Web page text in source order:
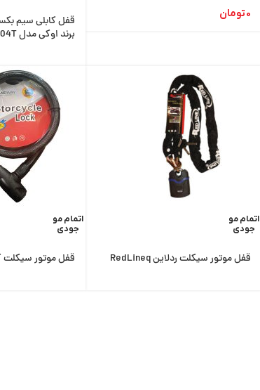
0تومان
قفل کابلی سیم
برند اوکی مدل 904T سایز 18
اتمام مو
جودی
قفل موتور سیکلت ردلاین RedLineq
اتمام مو
جودی
قفل موتور سیکلت